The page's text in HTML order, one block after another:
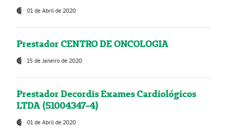
01 de Abril de 2020
Prestador CENTRO DE ONCOLOGIA
15 de Janeiro de 2020
Prestador Decordis Exames Cardiológicos
LTDA (51004347-4)
01 de Abril de 2020